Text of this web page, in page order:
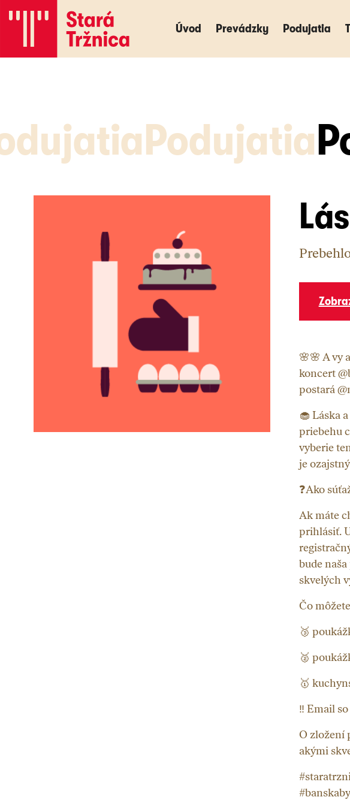
Úvod Prevádzky Podujatia
Úvod Prevádzky Podujatia
Podujatia
🌸🌸 A vy
koncert
postará
🧁 Láska
priebehu
vyberie
je
❓Ako
Ak máte
prihlásiť.
bude
skvelých
Čo
🥉
🥈
🥇
‼️ Email
O zložení
akými